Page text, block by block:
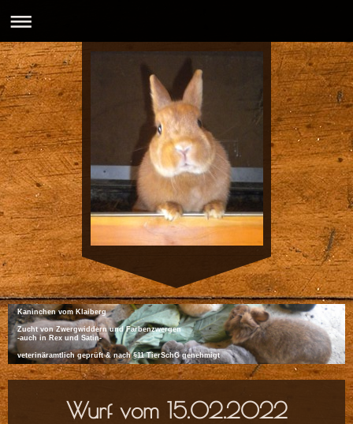
Kaninchen vom Klaiberg
Zucht von Zwergwiddern und Farbenzwergen
-auch in Rex und Satin-
veterinäramtlich geprüft & nach §11 TierSchG genehmigt
Wurf vom 15.02.2022